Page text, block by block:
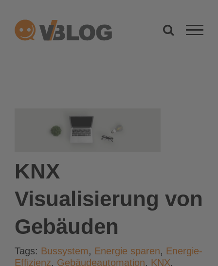
springen
KNX
Visualisierung von
Gebäuden
Tags: Bussystem, Energie sparen, Energie-
Effizienz, Gebäudeautomation, KNX,